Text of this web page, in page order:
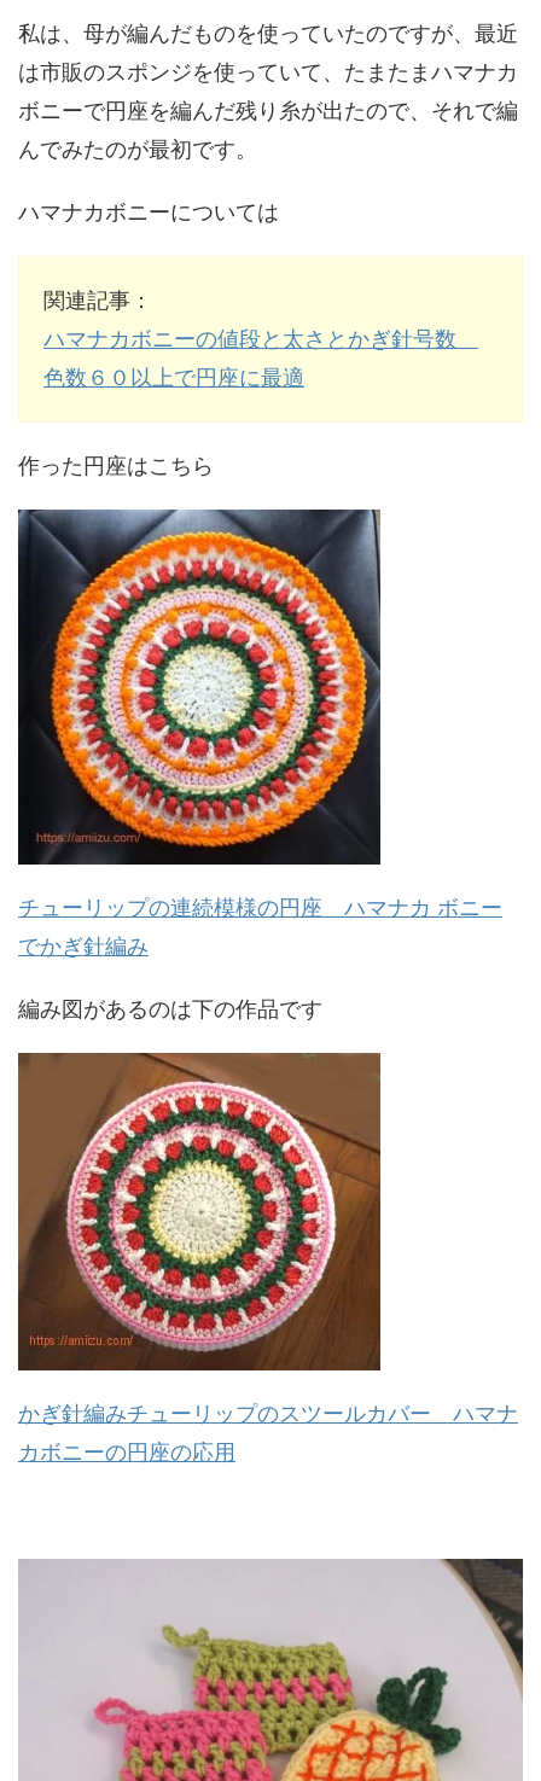
私は、母が編んだものを使っていたのですが、最近
は市販のスポンジを使っていて、たまたまハマナカ
ボニーで円座を編んだ残り糸が出たので、それで編
んでみたのが最初です。
ハマナカボニーについては
関連記事：
ハマナカボニーの値段と太さとかぎ針号数
色数６０以上で円座に最適
作った円座はこちら
チューリップの連続模様の円座 ハマナカ ボニー
でかぎ針編み
編み図があるのは下の作品です
かぎ針編みチューリップのスツールカバー ハマナ
カボニーの円座の応用